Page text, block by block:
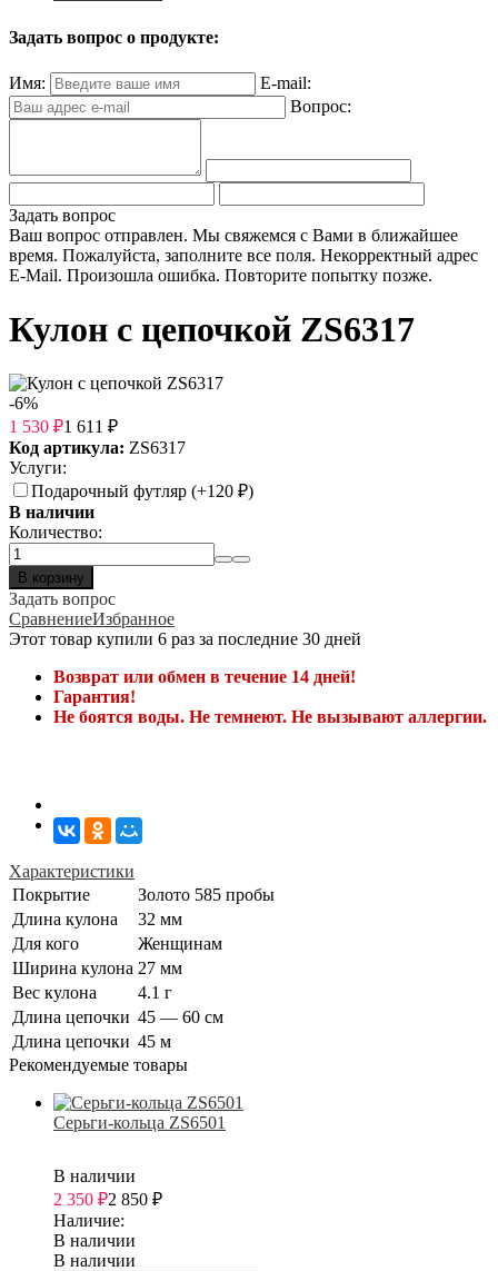
Задать вопрос о продукте:
Имя:
E-mail:
Вопрос:
Задать вопрос
Ваш вопрос отправлен. Мы свяжемся с Вами в ближайшее
время. Пожалуйста, заполните все поля. Некорректный адрес
E-Mail. Произошла ошибка. Повторите попытку позже.
Кулон с цепочкой ZS6317
-6%
1 530 ₽1 611 ₽
Код артикула: ZS6317
Услуги:
Подарочный футляр (+120 ₽)
В наличии
Количество:
В корзину
Задать вопрос
СравнениеИзбранное
Этот товар купили 6 раз за последние 30 дней
Возврат или обмен в течение 14 дней!
Гарантия!
Не боятся воды. Не темнеют. Не вызывают аллергии.
Характеристики
Покрытие
Золото 585 пробы
Длина кулона
32 мм
Для кого
Женщинам
Ширина кулона 27 мм
Вес кулона
4.1 г
Длина цепочки 45 — 60 см
Длина цепочки 45 м
Рекомендуемые товары
Серьги-кольца ZS6501
В наличии
2 350 ₽2 850 ₽
Наличие:
В наличии
В наличии